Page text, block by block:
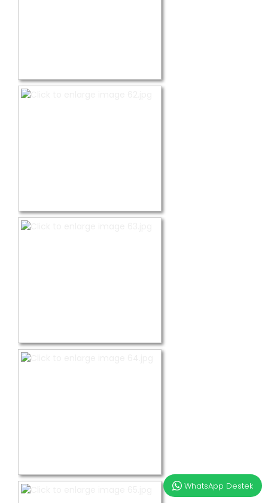
WhatsApp Destek